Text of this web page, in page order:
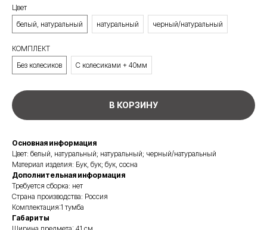
Цвет
белый, натуральный
натуральный черный/натуральный
КОМПЛЕКТ
Без колесиков
С колесиками + 40мм
В КОРЗИНУ
Основная информация
Цвет: белый, натуральный; натуральный; черный/натуральный
Материал изделия: Бук, бук; бук, сосна
Дополнительная информация
Требуется сборка: нет
Страна производства: Россия
Комплектация:1 тумба
Габариты